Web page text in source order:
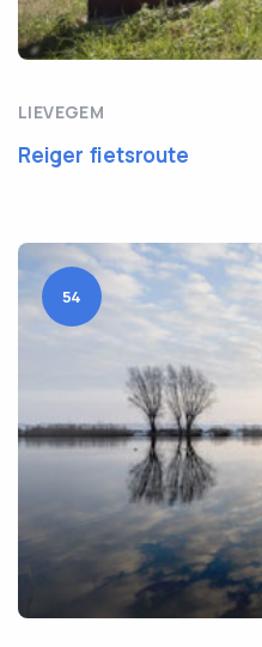
LIEVEGEM
Reiger fietsroute
54